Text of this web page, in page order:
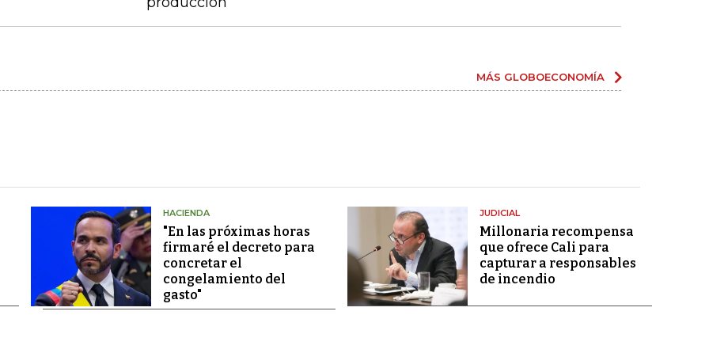
MÁS GLOBOECONOMÍA
HACIENDA
"En las próximas horas
firmaré el decreto para
concretar el
congelamiento del
gasto"
JUDICIAL
Millonaria recompensa
que ofrece Cali para
capturar a responsables
de incendio